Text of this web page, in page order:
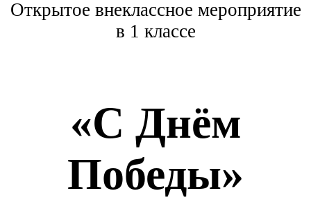
Открытое внеклассное мероприятие
в 1 классе
«С Днём
Победы»